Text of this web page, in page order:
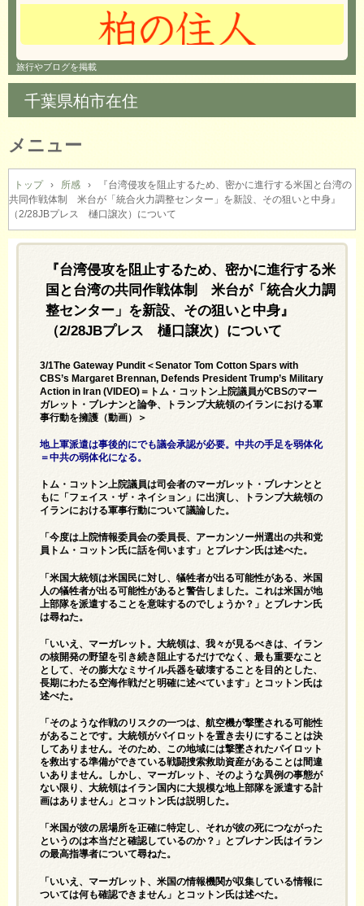
旅行やブログを掲載
千葉県柏市在住
メニュー
コ
ン
テ
ン
トップ › 所感 ›
『台湾侵攻を阻止するため、密かに進行する米国と台湾の
共同作戦体制 米台が「統合火力調整センター」を新設、その狙いと中身』
（2/28JBプレス 樋口譲次）について
『台湾侵攻を阻止するため、密かに進行する米
国と台湾の共同作戦体制 米台が「統合火力調
整センター」を新設、その狙いと中身』
（2/28JBプレス 樋口譲次）について
3/1The Gateway Pundit＜Senator Tom Cotton Spars with
CBS’s Margaret Brennan, Defends President Trump’s Military
Action in Iran (VIDEO)＝トム・コットン上院議員がCBSのマー
ガレット・ブレナンと論争、トランプ大統領のイランにおける軍
事行動を擁護（動画）＞
地上軍派遣は事後的にでも議会承認が必要。中共の手足を弱体化
＝中共の弱体化になる。
トム・コットン上院議員は司会者のマーガレット・ブレナンとと
もに「フェイス・ザ・ネイション」に出演し、トランプ大統領の
イランにおける軍事行動について議論した。
「今度は上院情報委員会の委員長、アーカンソー州選出の共和党
員トム・コットン氏に話を伺います」とブレナン氏は述べた。
「米国大統領は米国民に対し、犠牲者が出る可能性がある、米国
人の犠牲者が出る可能性があると警告しました。これは米国が地
上部隊を派遣することを意味するのでしょうか？」とブレナン氏
は尋ねた。
「いいえ、マーガレット。大統領は、我々が見るべきは、イラン
の核開発の野望を引き続き阻止するだけでなく、最も重要なこと
として、その膨大なミサイル兵器を破壊することを目的とした、
長期にわたる空海作戦だと明確に述べています」とコットン氏は
述べた。
「そのような作戦のリスクの一つは、航空機が撃墜される可能性
があることです。大統領がパイロットを置き去りにすることは決
してありません。そのため、この地域には撃墜されたパイロット
を救出する準備ができている戦闘捜索救助資産があることは間違
いありません。しかし、マーガレット、そのような異例の事態が
ない限り、大統領はイラン国内に大規模な地上部隊を派遣する計
画はありません」とコットン氏は説明した。
「米国が彼の居場所を正確に特定し、それが彼の死につながった
というのは本当だと確認しているのか？」とブレナン氏はイラン
の最高指導者について尋ねた。
「いいえ、マーガレット、米国の情報機関が収集している情報に
ついては何も確認できません」とコットン氏は述べた。